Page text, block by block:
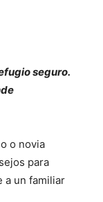
seguro.
o novia
para
a un familiar